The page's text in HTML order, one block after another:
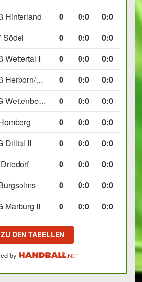
Hinterland 0 0:0
0:0
Södel 0 0:0
0:0
Wettertal II 0 0:0
0:0
HSG Herborn/Seelbach 0 0:0
0:0
HSG Wettenberg III 0 0:0
0:0
0 0:0
0:0
Dilltal II 0 0:0
0:0
0 0:0
0:0
0 0:0
0:0
Marburg II 0 0:0 0:0
ZU DEN TABELLEN
by